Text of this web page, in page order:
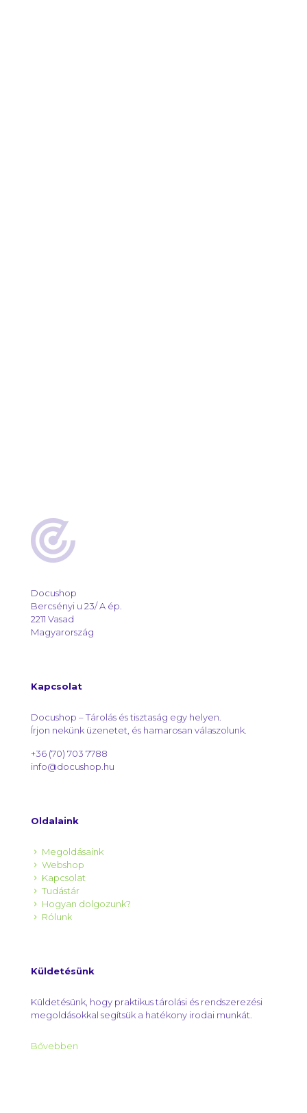
Docushop
Bercsényi u 23/ A ép.
2211 Vasad
Magyarország
Kapcsolat
Docushop – Tárolás és tisztaság egy helyen.
Írjon nekünk üzenetet, és hamarosan válaszolunk.
+36 (70) 703 7788
info@docushop.hu
Oldalaink
Megoldásaink
Webshop
Kapcsolat
Tudástár
Hogyan dolgozunk?
Rólunk
Küldetésünk
Küldetésünk, hogy praktikus tárolási és rendszerezési
megoldásokkal segítsük a hatékony irodai munkát.
Bővebben